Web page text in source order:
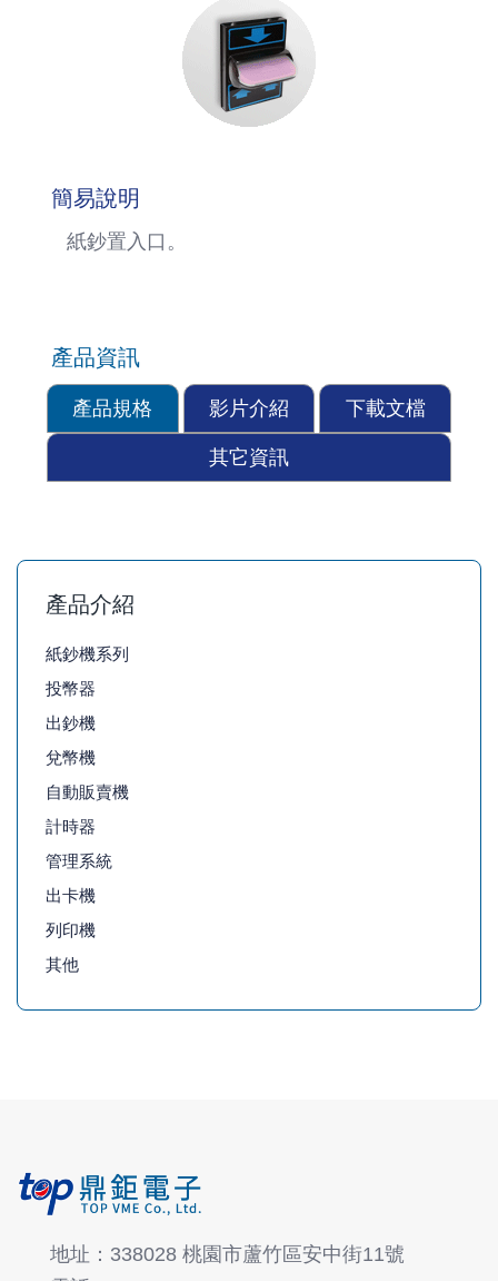
簡易說明
紙鈔置入口。
產品資訊
產品規格 影片介紹 下載文檔
其它資訊
產品介紹
紙鈔機系列
投幣器
出鈔機
兌幣機
自動販賣機
計時器
管理系統
出卡機
列印機
其他
地址：338028 桃園市蘆竹區安中街11號